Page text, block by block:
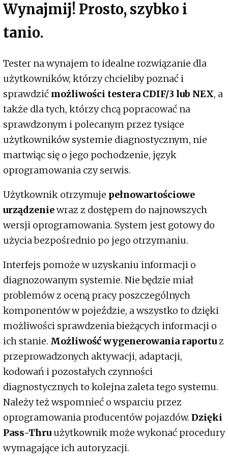
Wynajmij! Prosto, szybko i
tanio.
Tester na wynajem to idealne rozwiązanie dla
użytkowników, którzy chcieliby poznać i
sprawdzić możliwości testera CDIF/3 lub NEX, a
także dla tych, którzy chcą popracować na
sprawdzonym i polecanym przez tysiące
użytkowników systemie diagnostycznym, nie
martwiąc się o jego pochodzenie, język
oprogramowania czy serwis.
Użytkownik otrzymuje pełnowartościowe
urządzeniewraz z dostępem do najnowszych
wersji oprogramowania. System jest gotowy do
użycia bezpośrednio po jego otrzymaniu.
Interfejs pomoże w uzyskaniu informacji o
diagnozowanym systemie. Nie będzie miał
problemów z oceną pracy poszczególnych
komponentów w pojeździe, a wszystko to dzięki
możliwości sprawdzenia bieżących informacji o
ich stanie. Możliwość wygenerowania raportuz
przeprowadzonych aktywacji, adaptacji,
kodowań i pozostałych czynności
diagnostycznych to kolejna zaleta tego systemu.
Należy też wspomnieć o wsparciu przez
oprogramowania producentów pojazdów. Dzięki
Pass-Thru użytkownik może wykonać procedury
wymagające ich autoryzacji.